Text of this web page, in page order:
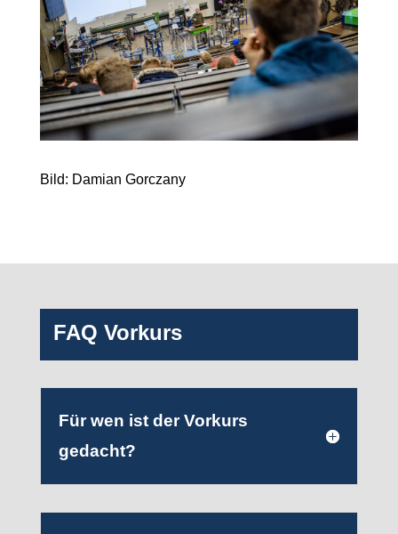
Bild: Damian Gorczany
FAQ Vorkurs
Für wen ist der Vorkurs
gedacht?